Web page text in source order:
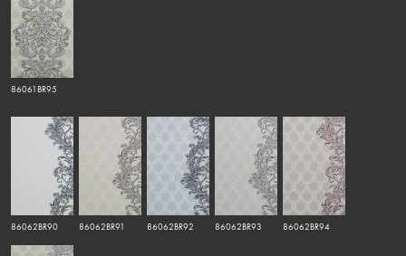
86061BR95
86062BR90 86062BR91 86062BR92 86062BR93 86062BR94